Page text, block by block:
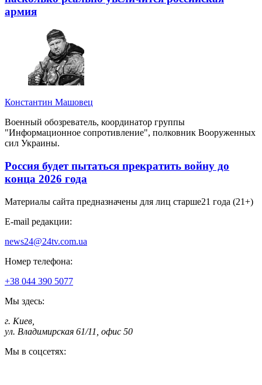
армия
Константин Машовец
Военный обозреватель, координатор группы
"Информационное сопротивление", полковник Вооруженных
сил Украины.
Россия будет пытаться прекратить войну до
конца 2026 года
Материалы сайта предназначены для лиц старше21 года (21+)
E-mail редакции:
news24@24tv.com.ua
Номер телефона:
+38 044 390 5077
Мы здесь:
г. Киев
ул. Владимирская 61/11, офис 50
Мы в соцсетях: